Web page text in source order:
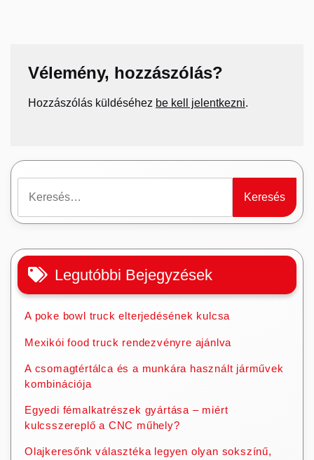
Vélemény, hozzászólás?
Hozzászólás küldéséhez be kell jelentkezni.
Legutóbbi Bejegyzések
A poke bowl truck elterjedésének kulcsa
Mexikói food truck rendezvényre ajánlva
A csomagtértálca és a munkára használt járművek
kombinációja
Egyedi fémalkatrészek gyártása – miért
kulcsszereplő a CNC műhely?
Olajkeresőnk választéka legyen olyan sokszínű,